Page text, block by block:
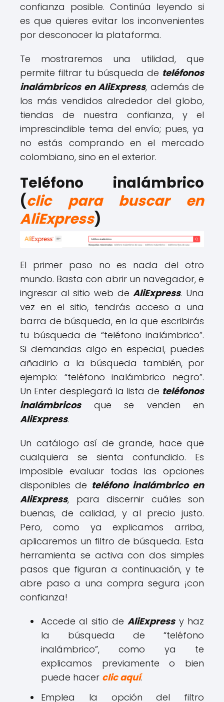
confianza posible. Continúa leyendo si
es que quieres evitar los inconvenientes
por desconocer la plataforma.
Te mostraremos una utilidad, que
permite filtrar tu búsqueda de teléfonos
inalámbricos en AliExpress, además de
los más vendidos alrededor del globo,
tiendas de nuestra confianza, y el
imprescindible tema del envío; pues, ya
no estás comprando en el mercado
colombiano, sino en el exterior.
Teléfono inalámbrico
(clic para buscar en
AliExpress)
El primer paso no es nada del otro
mundo. Basta con abrir un navegador, e
ingresar al sitio web deAliExpress. Una
vez en el sitio, tendrás acceso a una
barra de búsqueda, en la que escribirás
tu búsqueda de “teléfono inalámbrico”.
Si demandas algo en especial, puedes
añadirlo a la búsqueda también, por
ejemplo: “teléfono inalámbrico negro”.
Un Enter desplegará la lista de teléfonos
inalámbricosque se venden en
AliExpress.
Un catálogo así de grande, hace que
cualquiera se sienta confundido. Es
imposible evaluar todas las opciones
disponibles de teléfono inalámbrico en
AliExpress, para discernir cuáles son
buenas, de calidad, y al precio justo.
Pero, como ya explicamos arriba,
aplicaremos un filtro de búsqueda. Esta
herramienta se activa con dos simples
pasos que figuran a continuación, y te
abre paso a una compra segura ¡con
confianza!
Accede al sitio deAliExpressy haz
la búsqueda de “teléfono
inalámbrico”, como ya te
explicamos previamente o bien
puede hacer clic aquí.
Emplea la opción del filtro